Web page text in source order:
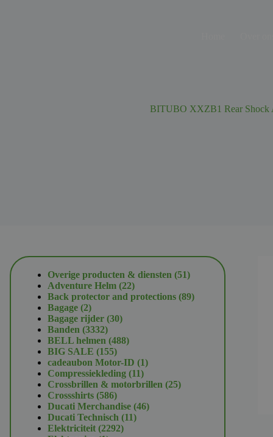
BITUBO XXZB1 Rear Shock
Overige producten & diensten 5151
Adventure Helm 2222
producten
Back protector and protections 8989
Bagage 22
producten
Bagage rijder 3030
Banden 33323332
producten
BELL helmen 488488
BIG SALE 155155
producten
cadeaubon Motor-ID 11
Compressiekleding 1111
producten
Crossbrillen & motorbrillen 2525
Crossshirts 586586
producten
Ducati Merchandise 4646
Ducati Technisch 1111
Elektriciteit 22922292